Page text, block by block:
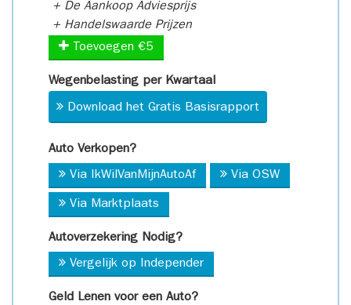
+ De Aankoop Adviesprijs
+ Handelswaarde Prijzen
Toevoegen €5
Wegenbelasting per Kwartaal
Download het Gratis Basisrapport
Auto Verkopen?
Via IkWilVanMijnAutoAf Via OSW
Via Marktplaats
Autoverzekering Nodig?
Vergelijk op Independer
Geld Lenen voor een Auto?